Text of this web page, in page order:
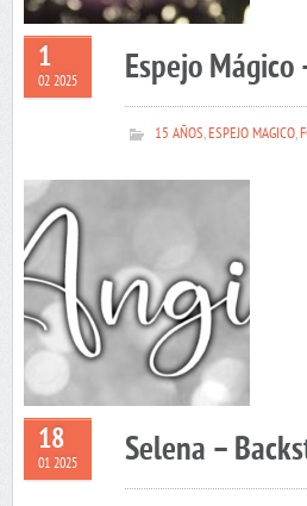
1
02 2025 Espejo Mágico
15 AÑOS,ESPEJO MAGICO,
18
01 2025 Selena –